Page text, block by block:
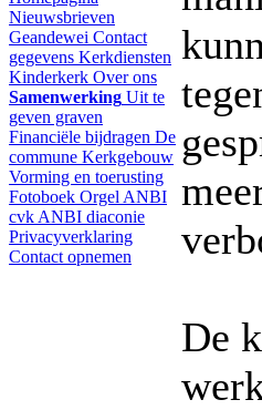
Nieuwsbrieven
Geandewei Contact
gegevens Kerkdiensten
Kinderkerk Over ons
Samenwerking Uit te
geven graven
Financiële bijdragen De
commune Kerkgebouw
Vorming en toerusting
Fotoboek Orgel ANBI
cvk ANBI diaconie
Privacyverklaring
Contact opnemen
De